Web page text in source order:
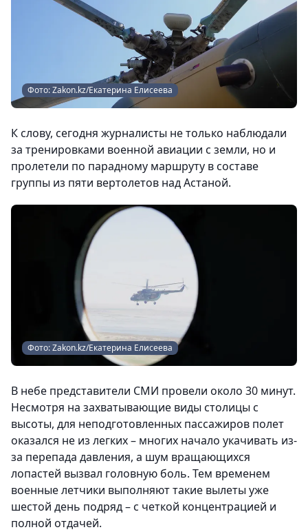
Фото: Zakon.kz/Екатерина Елисеева
К слову, сегодня журналисты не только наблюдали
за тренировками военной авиации с земли, но и
пролетели по парадному маршруту в составе
группы из пяти вертолетов над Астаной.
Фото: Zakon.kz/Екатерина Елисеева
В небе представители СМИ провели около 30 минут.
Несмотря на захватывающие виды столицы с
высоты, для неподготовленных пассажиров полет
оказался не из легких – многих начало укачивать из-
за перепада давления, а шум вращающихся
лопастей вызвал головную боль. Тем временем
военные летчики выполняют такие вылеты уже
шестой день подряд – с четкой концентрацией и
полной отдачей.